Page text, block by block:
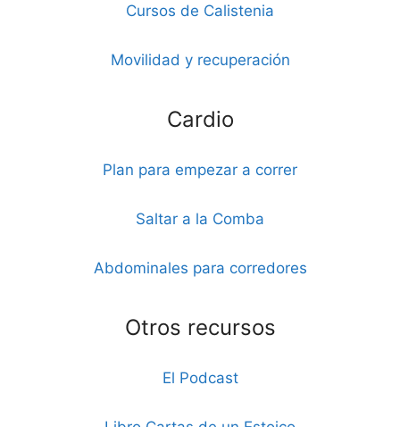
Cursos de Calistenia
Movilidad y recuperación
Cardio
Plan para empezar a correr
Saltar a la Comba
Abdominales para corredores
Otros recursos
El Podcast